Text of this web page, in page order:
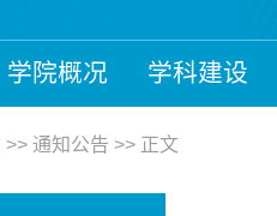
学院概况 学科建设
>> 通知公告 >> 正文